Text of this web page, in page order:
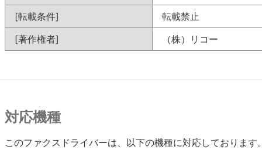
[転載条件]
転載禁止
[著作権者]
（株）リコー
対応機種
このファクスドライバーは、以下の機種に対応しております